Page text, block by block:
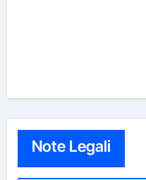
Note Legali